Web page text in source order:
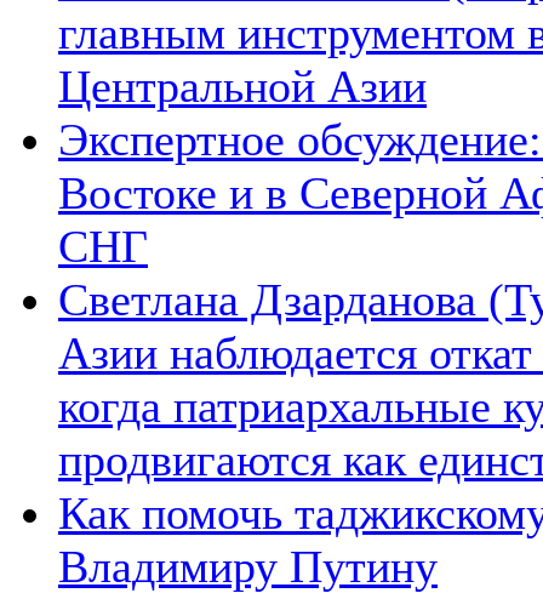
главным инструментом
Центральной Азии
Экспертное
Востоке и в Северной
СНГ
Светлана Дзарданова
Азии наблюдается
когда патриархальные
продвигаются как
Как помочь
Владимиру Путину